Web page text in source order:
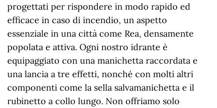
progettati per rispondere in modo rapido ed
efficace in caso di incendio, un aspetto
essenziale in una città come Rea, densamente
popolata e attiva. Ogni nostro idrante è
equipaggiato con una manichetta raccordata e
una lancia a tre effetti, nonché con molti altri
componenti come la sella salvamanichetta e il
rubinetto a collo lungo. Non offriamo solo